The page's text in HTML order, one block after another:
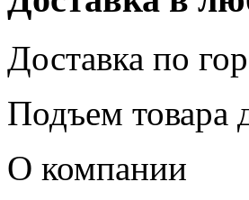
Доставка по
Подъем товара
О компании